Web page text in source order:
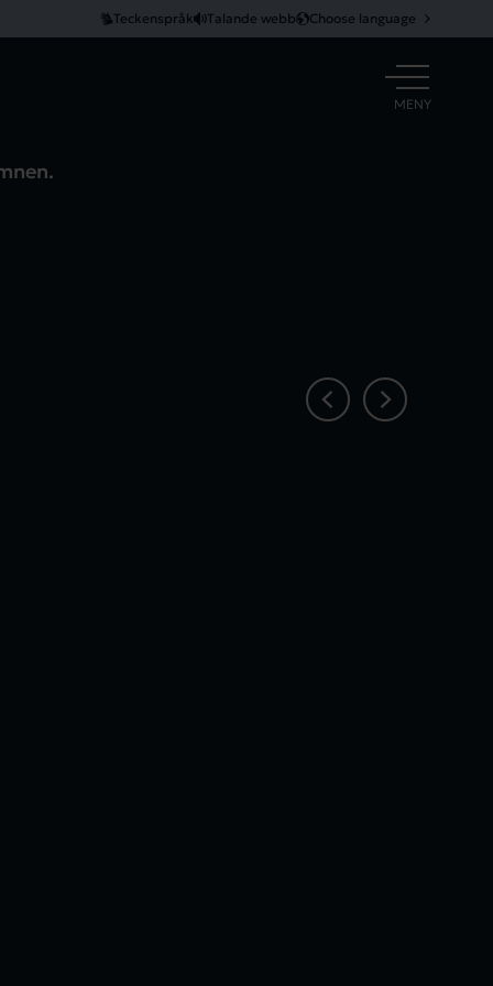
Teckenspråk Talande webb Choose language
ÖPPNA
MENY